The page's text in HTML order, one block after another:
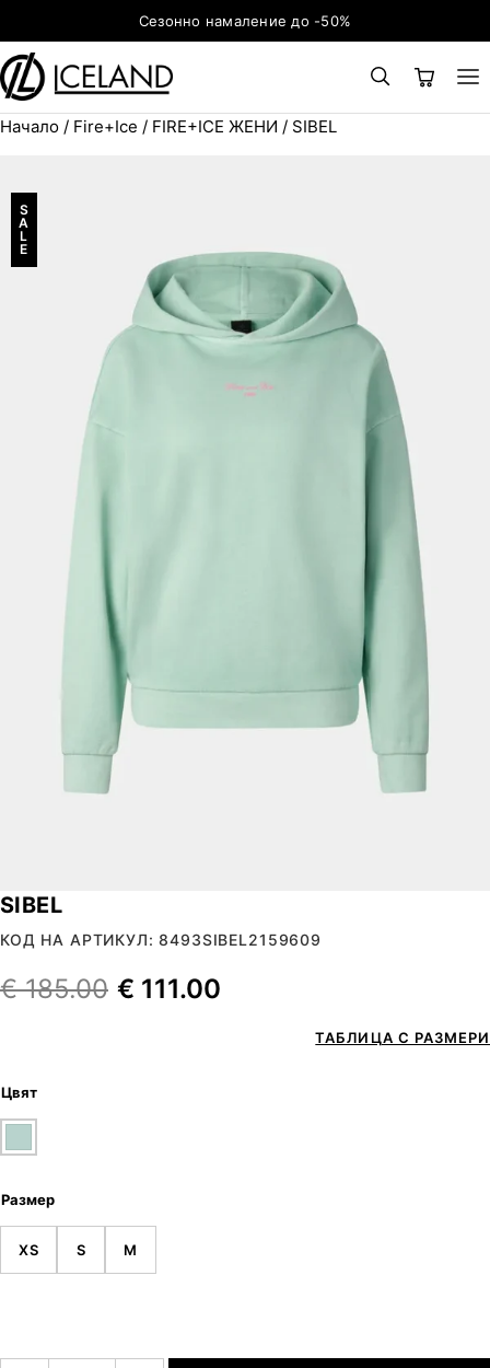
Към съдържаниетоСезонно намаление до -50%
Начало / Fire+Ice / FIRE+ICE ЖЕНИ / SIBEL
S
A
L
E
SIBEL
КОД НА АРТИКУЛ: 8493SIBEL2159609
€185.00 € 111.00
ТАБЛИЦА С РАЗМЕРИ
Цвят
Размер
XS S M